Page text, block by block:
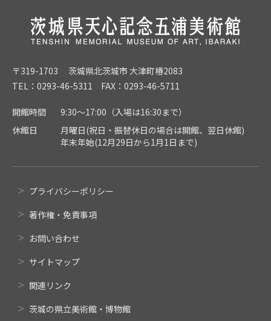
〒319-1703 茨城県北茨城市 大津町椿2083
TEL：0293-46-5311 FAX：0293-46-5711
開館時間
9:30～17:00（入場は16:30まで）
休館日
月曜日(祝日・振替休日の場合は開館、翌日休館)
年末年始(12月29日から1月1日まで)
プライバシーポリシー
著作権・免責事項
お問い合わせ
サイトマップ
関連リンク
茨城の県立美術館・博物館